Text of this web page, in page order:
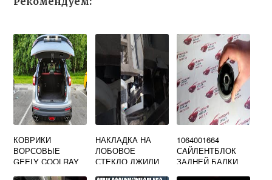
КОВРИКИ
ВОРСОВЫЕ
GEELY COOLRAY
НАКЛАДКА НА
ЛОБОВОЕ
СТЕКЛО ДЖИЛИ
1064001664
САЙЛЕНТБЛОК
ЗАДНЕЙ БАЛКИ